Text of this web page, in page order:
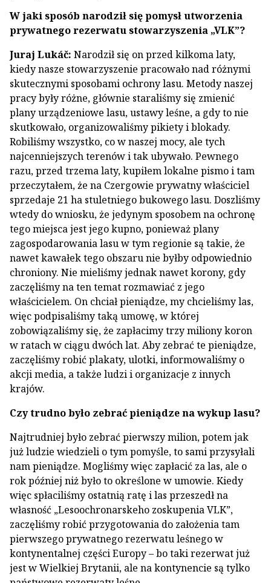
W jaki sposób narodził się pomysł utworzenia
prywatnego rezerwatu stowarzyszenia „VLK”?
Juraj Lukáč: Narodził się on przed kilkoma laty,
kiedy nasze stowarzyszenie pracowało nad różnymi
skutecznymi sposobami ochrony lasu. Metody naszej
pracy były różne, głównie staraliśmy się zmienić
plany urządzeniowe lasu, ustawy leśne, a gdy to nie
skutkowało, organizowaliśmy pikiety i blokady.
Robiliśmy wszystko, co w naszej mocy, ale tych
najcenniejszych terenów i tak ubywało. Pewnego
razu, przed trzema laty, kupiłem lokalne pismo i tam
przeczytałem, że na Czergowie prywatny właściciel
sprzedaje 21 ha stuletniego bukowego lasu. Doszliśmy
wtedy do wniosku, że jedynym sposobem na ochronę
tego miejsca jest jego kupno, ponieważ plany
zagospodarowania lasu w tym regionie są takie, że
nawet kawałek tego obszaru nie byłby odpowiednio
chroniony. Nie mieliśmy jednak nawet korony, gdy
zaczęliśmy na ten temat rozmawiać z jego
właścicielem. On chciał pieniądze, my chcieliśmy las,
więc podpisaliśmy taką umowę, w której
zobowiązaliśmy się, że zapłacimy trzy miliony koron
w ratach w ciągu dwóch lat. Aby zebrać te pieniądze,
zaczęliśmy robić plakaty, ulotki, informowaliśmy o
akcji media, a także ludzi i organizacje z innych
krajów.
Czy trudno było zebrać pieniądze na wykup lasu?
Najtrudniej było zebrać pierwszy milion, potem jak
już ludzie wiedzieli o tym pomyśle, to sami przysyłali
nam pieniądze. Mogliśmy więc zapłacić za las, ale o
rok później niż było to określone w umowie. Kiedy
więc spłaciliśmy ostatnią ratę i las przeszedł na
własność „Lesoochronarskeho zoskupenia VLK”,
zaczęliśmy robić przygotowania do założenia tam
pierwszego prywatnego rezerwatu leśnego w
kontynentalnej części Europy – bo taki rezerwat już
jest w Wielkiej Brytanii, ale na kontynencie są tylko